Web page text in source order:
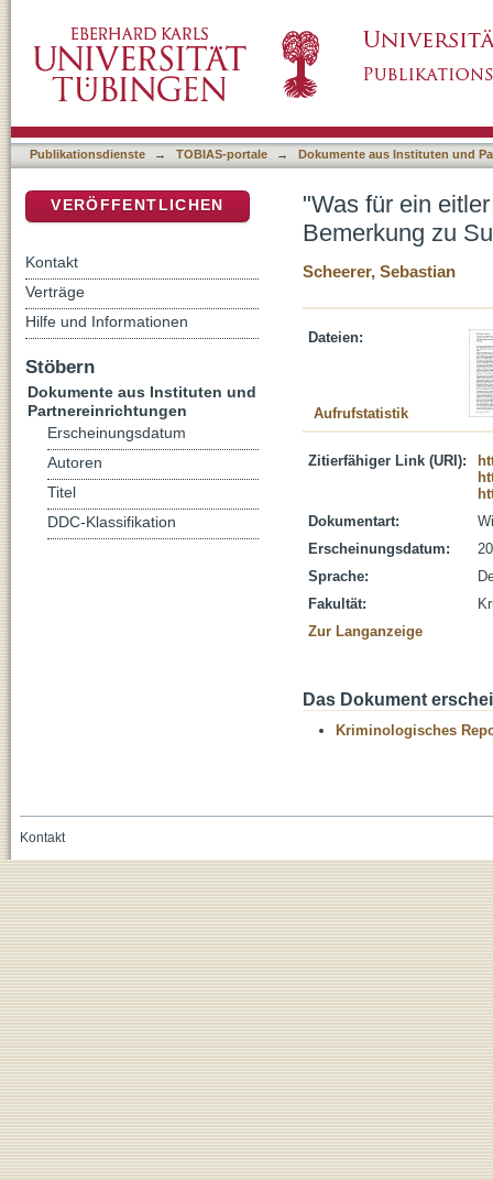
Krasmann und Henning Schmidt-Semisch
Publikationsdienste → TOBIAS-portale → Dokumente aus Instituten und
"Was für ein
Bemerkung zu
Scheerer, Sebastian
Dateien:
Aufrufstatistik
Zitierfähiger Link (URI):
Dokumentart:
Erscheinungsdatum:
Sprache:
Fakultät:
Zur Langanzeige
Das Dokument
Kriminologisches
VERÖFFENTLICHEN
Kontakt
Verträge
Hilfe und Informationen
Stöbern
Dokumente aus Instituten und
Partnereinrichtungen
Erscheinungsdatum
Autoren
Titel
DDC-Klassifikation
Kontakt